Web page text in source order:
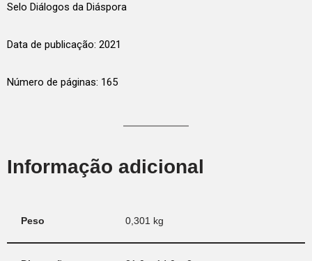
Selo Diálogos da Diáspora
Data de publicação: 2021
Número de páginas: 165
Informação adicional
Peso 0,301 kg